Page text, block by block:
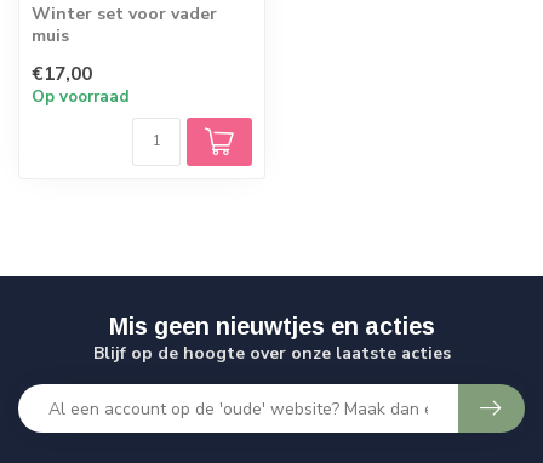
Winter set voor vader
muis
€17,00
Op voorraad
Mis geen nieuwtjes en acties
Blijf op de hoogte over onze laatste acties